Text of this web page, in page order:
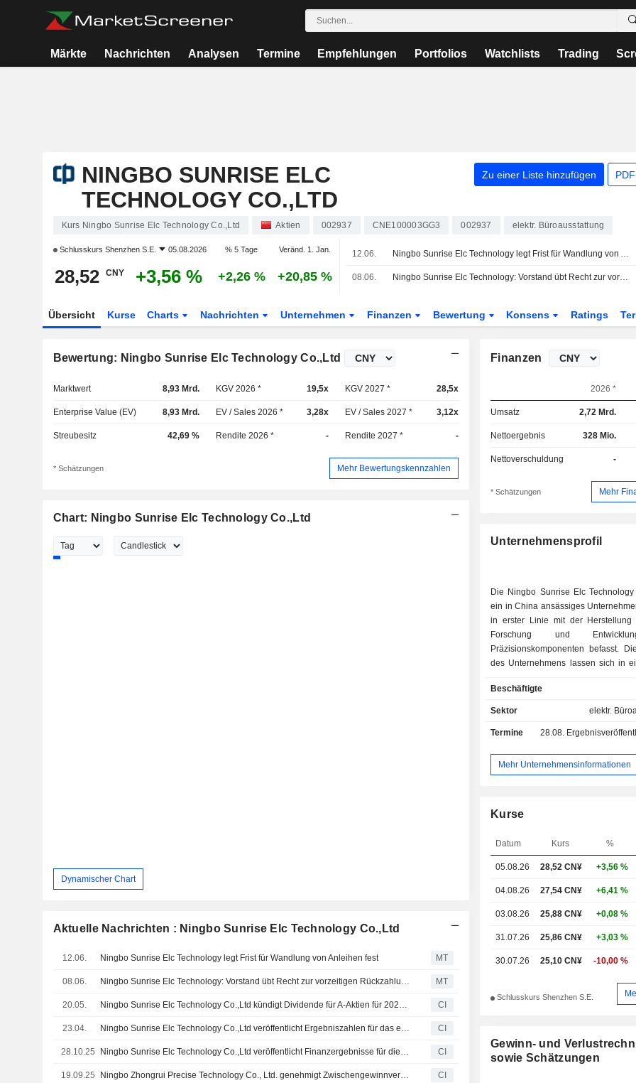
Märkte Nachrichten Analysen Termine Empfehlungen Portfolios Watchlists Trading
NINGBO SUNRISE ELC
TECHNOLOGY CO.,LTD
Zu einer Liste hinzufügen
Kurs Ningbo Sunrise Elc Technology Co.,Ltd Aktien 002937 CNE100003GG3 002937 elektr. Büroausstattung
Schlusskurs Shenzhen S.E. 05.08.2026 % 5 Tage Veränd. 1. Jan.
28,52 CNY +3,56 % +2,26 % +20,85 %
12.06. Ningbo Sunrise Elc Technology legt Frist für Wandlung von Anleihen fest
08.06. Ningbo Sunrise Elc Technology: Vorstand übt Recht zur vorzeitigen Rückzahlung von Wandelanleihen aus
Übersicht Kurse Charts Nachrichten Unternehmen Finanzen Bewertung Konsens Ratings
Bewertung: Ningbo Sunrise Elc Technology Co.,Ltd
Marktwert 8,93 Mrd. KGV 2026 * 19,5x KGV 2027 * 28,5x
Enterprise Value (EV) 8,93 Mrd. EV / Sales 2026 * 3,28x EV / Sales 2027 * 3,12x
Streubesitz 42,69 % Rendite 2026 * - Rendite 2027 * -
* Schätzungen Mehr Bewertungskennzahlen
Chart: Ningbo Sunrise Elc Technology Co.,Ltd
Dynamischer Chart
Aktuelle Nachrichten : Ningbo Sunrise Elc Technology Co.,Ltd
12.06. Ningbo Sunrise Elc Technology legt Frist für Wandlung von Anleihen fest MT
08.06. Ningbo Sunrise Elc Technology: Vorstand übt Recht zur vorzeitigen Rückzahlung von Wandelanleihen aus MT
20.05. Ningbo Sunrise Elc Technology Co.,Ltd kündigt Dividende für A-Aktien für 2025 an, zahlbar am 26. Mai 2026 CI
23.04. Ningbo Sunrise Elc Technology Co.,Ltd veröffentlicht Ergebniszahlen für das erste Quartal zum 31. März 2026 CI
28.10.25 Ningbo Sunrise Elc Technology Co.,Ltd veröffentlicht Finanzergebnisse für die ersten neun Monate bis zum 30. September 2025 CI
19.09.25 Ningbo Zhongrui Precise Technology Co., Ltd. genehmigt Zwischengewinnverteilungsplan für 2025 CI
Finanzen
2026 *
Umsatz 2,72 Mrd.
Nettoergebnis 328 Mio.
Nettoverschuldung -
* Schätzungen Mehr
Unternehmensprofil
Die Ningbo Sunrise Elc
ein in China ansässiges
in erster Linie mit der Herstellung
Forschung und
Präzisionskomponenten befasst.
des Unternehmens lassen sich in
Bereich der neuen Energien,
Komponenten für die
Terminals sowie
unterteilen. Zu den Produkten
elektronische Steckverbinder,
heimischen Markt sowie auf
Beschäftigte
Sektor elektr.
Termine 28.08.
Mehr Unternehmensinformationen
Kurse
Datum Kurs %
05.08.26 28,52 CN¥ +3,56 %
04.08.26 27,54 CN¥ +6,41 %
03.08.26 25,88 CN¥ +0,08 %
31.07.26 25,86 CN¥ +3,03 %
30.07.26 25,10 CN¥ -10,00 %
Schlusskurs Shenzhen S.E.
Gewinn- und
sowie Schätzungen